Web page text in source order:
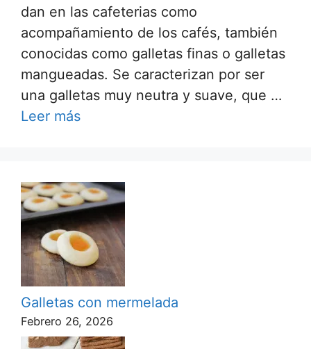
dan en las cafeterias como
acompañamiento de los cafés, también
conocidas como galletas finas o galletas
mangueadas. Se caracterizan por ser
una galletas muy neutra y suave, que …
Leer más
Galletas con mermelada
Febrero 26, 2026